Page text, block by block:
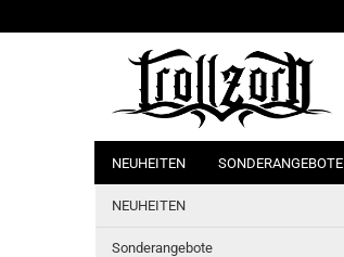
NEUHEITEN SONDERANGEBOTE
NEUHEITEN
Sonderangebote